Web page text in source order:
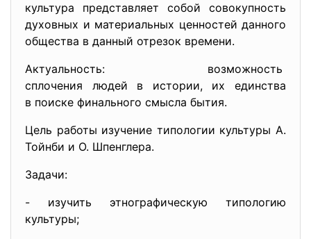
культура представляет собой совокупность
духовных и материальных ценностей данного
общества в данный отрезок времени.
Актуальность: возможность
сплочения людей в истории, их единства
в поиске финального смысла бытия.
Цель работы изучение типологии культуры А.
Тойнби и О. Шпенглера.
Задачи:
- изучить этнографическую типологию
культуры;